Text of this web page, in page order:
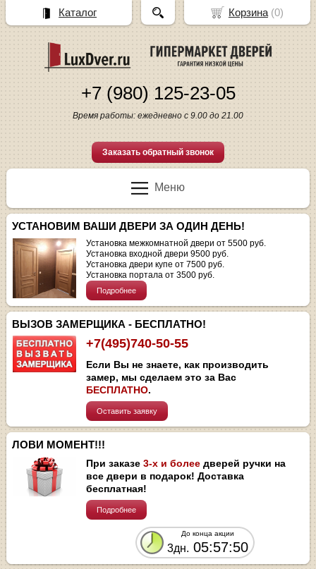
+7 (980) 125-23-05
Время работы: ежедневно с 9.00 до 21.00
Заказать обратный звонок
Меню
УСТАНОВИМ ВАШИ ДВЕРИ ЗА ОДИН ДЕНЬ!
Установка межкомнатной двери от 5500 руб.
Установка входной двери 9500 руб.
Установка двери купе от 7500 руб.
Установка портала от 3500 руб.
Подробнее
ВЫЗОВ ЗАМЕРЩИКА - БЕСПЛАТНО!
+7(495)740-50-55
Если Вы не знаете, как производить
замер, мы сделаем это за Вас
БЕСПЛАТНО.
Оставить заявку
ЛОВИ МОМЕНТ!!!
При заказе3-х и более дверей ручки на
все двери в подарок! Доставка
бесплатная!
Подробнее
До конца акции
3дн. 05:57:50
Корзина(0)
Каталог